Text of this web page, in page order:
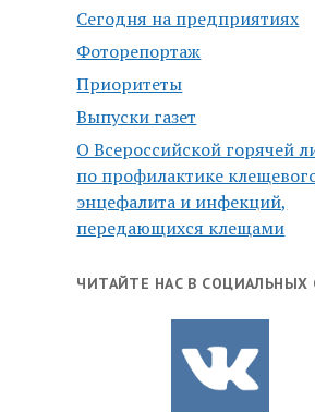
Сегодня на предприятиях
Фоторепортаж
Приоритеты
Выпуски газет
О Всероссийской горячей
по профилактике
энцефалита и инфекций,
передающихся клещами
ЧИТАЙТЕ НАС В СОЦИАЛЬНЫХ